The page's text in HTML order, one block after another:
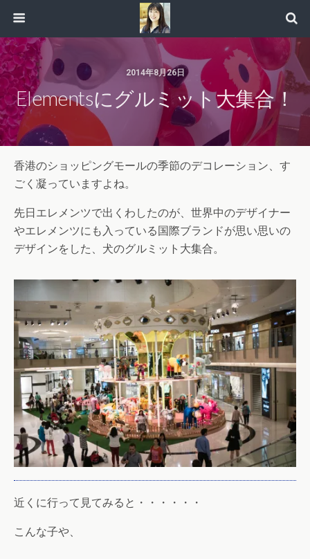
2014年8月26日
Elementsにグルミット大集合！
香港のショッピングモールの季節のデコレーション、す
ごく凝っていますよね。
先日エレメンツで出くわしたのが、世界中のデザイナー
やエレメンツにも入っている国際ブランドが思い思いの
デザインをした、犬のグルミット大集合。
近くに行って見てみると・・・・・・
こんな子や、